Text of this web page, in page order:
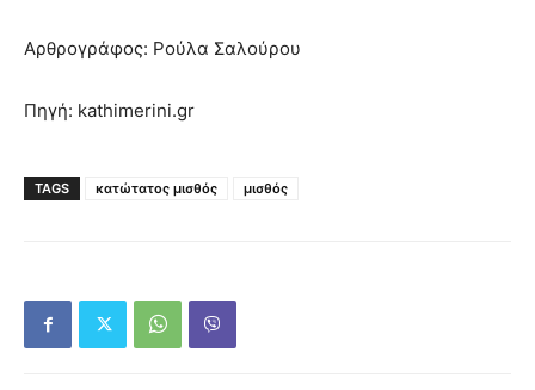
Αρθρογράφος: Ρούλα Σαλούρου
Πηγή: kathimerini.gr
TAGS κατώτατος μισθός μισθός